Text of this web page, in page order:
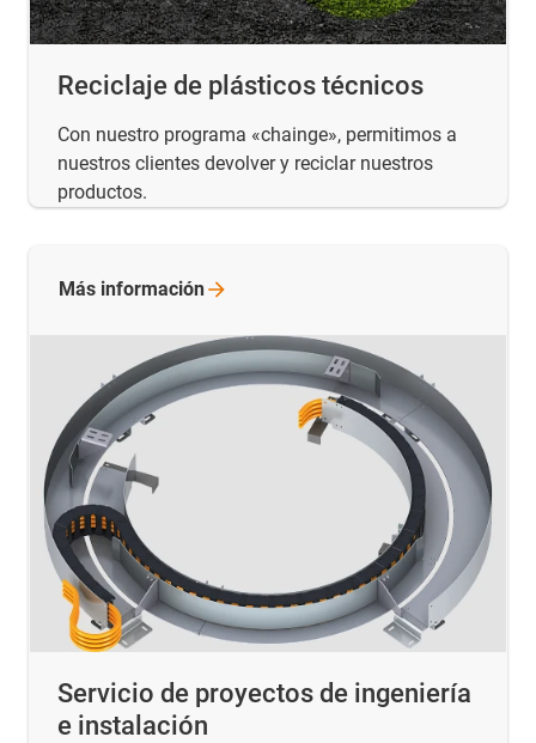
Reciclaje de plásticos técnicos
Con nuestro programa «chainge», permitimos a
nuestros clientes devolver y reciclar nuestros
productos.
Servicio de proyectos de ingeniería
e instalación
Más información